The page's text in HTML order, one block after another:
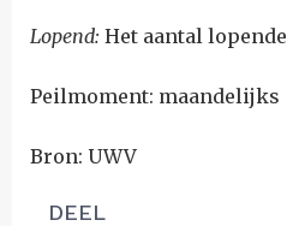
Lopend: Het aantal
Peilmoment: maandelijks
Bron: UWV
DEEL